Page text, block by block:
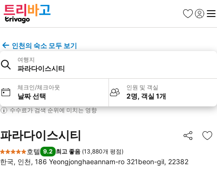
즐겨찾기
로그인
메
인천의 숙소 모두 보기
여행지
파라다이스시티
체크인/체크아웃
날짜 선택
인원 및 객실
2명, 객실 1개
수수료가 검색 순위에 미치는 영향
파라다이스시티 공유
즐
5 성급
호텔 9.2 최고 좋음 (13,880개 평점)
한국, 인천, 186 Yeongjonghaeannam-ro 321beon-gil, 22382